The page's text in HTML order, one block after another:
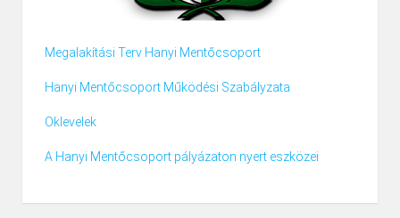
Megalakítási Terv Hanyi Mentőcsoport
Hanyi Mentőcsoport Működési Szabályzata
Oklevelek
A Hanyi Mentőcsoport pályázaton nyert eszközei